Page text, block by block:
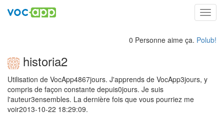
0 Personne aime ça. Polub!
historia2
Utilisation de VocApp4867jours. J'apprends de VocApp3jours, y
compris de façon constante depuis0jours. Je suis
l'auteur3ensembles. La dernière fois que vous pourriez me
voir2013-10-22 18:29:09.